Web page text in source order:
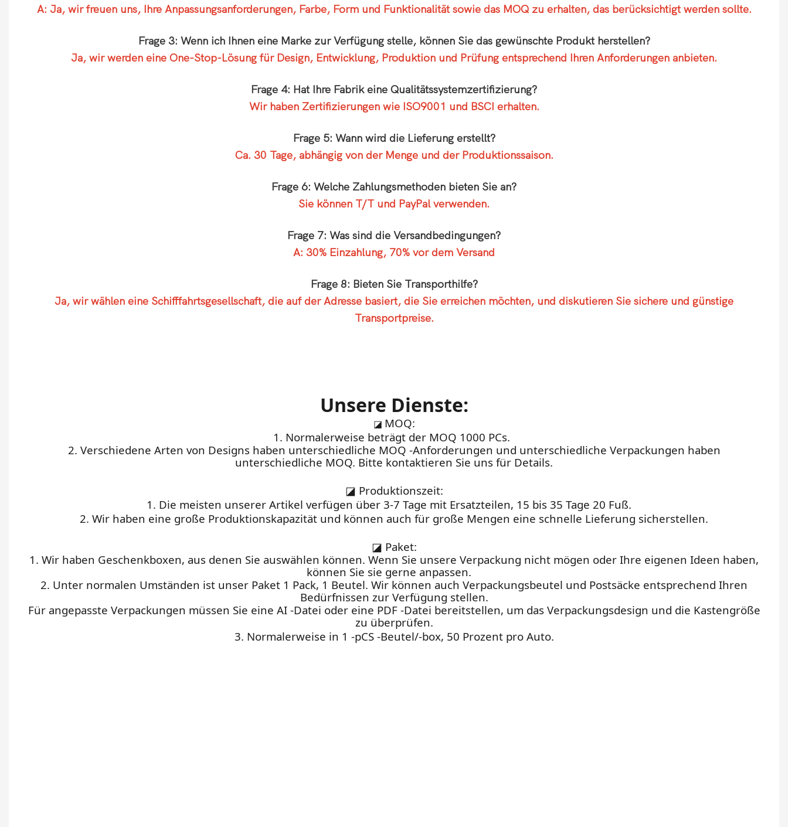
A: Ja, wir freuen uns, Ihre Anpassungsanforderungen, Farbe, Form und Funktionalität sowie das MOQ zu erhalten, das berücksichtigt werden sollte.
Frage 3: Wenn ich Ihnen eine Marke zur Verfügung stelle, können Sie das gewünschte Produkt herstellen?
Ja, wir werden eine One-Stop-Lösung für Design, Entwicklung, Produktion und Prüfung entsprechend Ihren Anforderungen anbieten.
Frage 4: Hat Ihre Fabrik eine Qualitätssystemzertifizierung?
Wir haben Zertifizierungen wie ISO9001 und BSCI erhalten.
Frage 5: Wann wird die Lieferung erstellt?
Ca. 30 Tage, abhängig von der Menge und der Produktionssaison.
Frage 6: Welche Zahlungsmethoden bieten Sie an?
Sie können T/T und PayPal verwenden.
Frage 7: Was sind die Versandbedingungen?
A: 30% Einzahlung, 70% vor dem Versand
Frage 8: Bieten Sie Transporthilfe?
Ja, wir wählen eine Schifffahrtsgesellschaft, die auf der Adresse basiert, die Sie erreichen möchten, und diskutieren Sie sichere und günstige
Transportpreise.
Unsere Dienste:
◪ MOQ:
1. Normalerweise beträgt der MOQ 1000 PCs.
2. Verschiedene Arten von Designs haben unterschiedliche MOQ -Anforderungen und unterschiedliche Verpackungen haben
unterschiedliche MOQ. Bitte kontaktieren Sie uns für Details.
◪ Produktionszeit:
1. Die meisten unserer Artikel verfügen über 3-7 Tage mit Ersatzteilen, 15 bis 35 Tage 20 Fuß.
2. Wir haben eine große Produktionskapazität und können auch für große Mengen eine schnelle Lieferung sicherstellen.
◪ Paket:
1. Wir haben Geschenkboxen, aus denen Sie auswählen können. Wenn Sie unsere Verpackung nicht mögen oder Ihre eigenen Ideen haben,
können Sie sie gerne anpassen.
2. Unter normalen Umständen ist unser Paket 1 Pack, 1 Beutel. Wir können auch Verpackungsbeutel und Postsäcke entsprechend Ihren
Bedürfnissen zur Verfügung stellen.
Für angepasste Verpackungen müssen Sie eine AI -Datei oder eine PDF -Datei bereitstellen, um das Verpackungsdesign und die Kastengröße
zu überprüfen.
3. Normalerweise in 1 -pCS -Beutel/-box, 50 Prozent pro Auto.